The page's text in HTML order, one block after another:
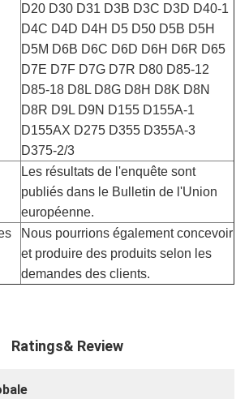
D20 D30 D31 D3B D3C D3D D40-1
D4C D4D D4H D5 D50 D5B D5H
D5M D6B D6C D6D D6H D6R D65
D7E D7F D7G D7R D80 D85-12
D85-18 D8L D8G D8H D8K D8N
D8R D9L D9N D155 D155A-1
D155AX D275 D355 D355A-3
D375-2/3
Les résultats de l'enquête sont
publiés dans le Bulletin de l'Union
européenne.
Nous pourrions également concevoir
et produire des produits selon les
demandes des clients.
Ratings& Review